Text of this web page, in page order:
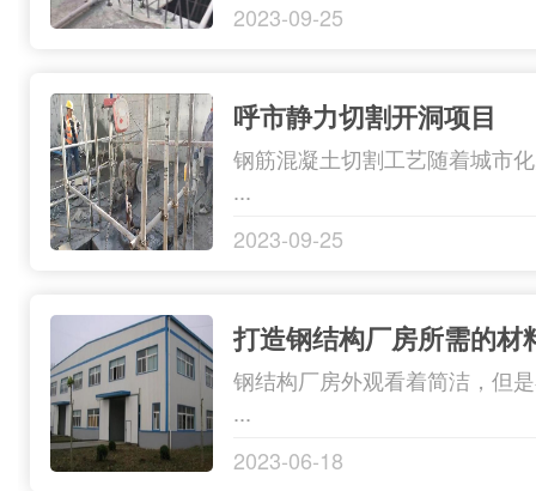
2023-09-25
呼市静力切割开洞项目
钢筋混凝土切割工艺随着城市
...
2023-09-25
打造钢结构厂房所需的材
钢结构厂房外观看着简洁，但
...
2023-06-18